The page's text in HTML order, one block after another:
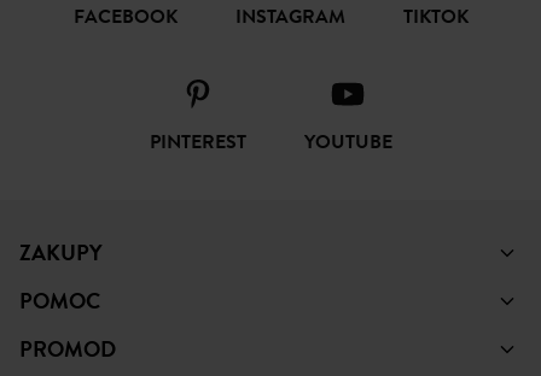
FACEBOOK INSTAGRAM TIKTOK
PINTEREST YOUTUBE
ZAKUPY
POMOC
PROMOD